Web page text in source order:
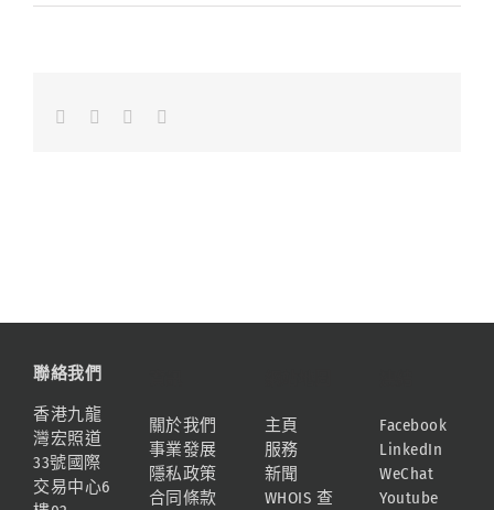
FacebookLinkedInWhatsapp
聯絡我們
香港九龍
灣宏照道
33號國際
交易中心6
關於我們
事業發展
隱私政策
合同條款
主頁
服務
新聞
WHOIS 查
Facebook
LinkedIn
WeChat
Youtube